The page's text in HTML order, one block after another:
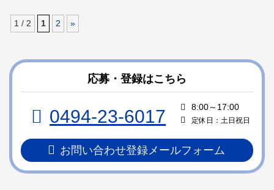
1 / 2 1 2
»
テ
ン
へ
ジ
の
応募・登録はこちら
0494-23-6017 8:00～17:00
定休日：土日祝日
お問い合わせ登録メールフォーム